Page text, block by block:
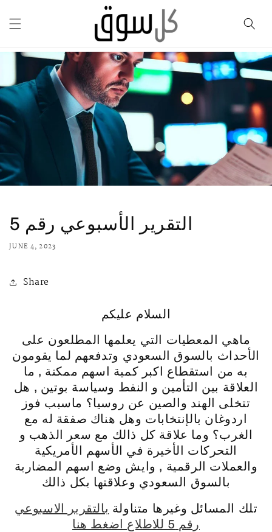
content
التقرير الأسبوعي رقم 5
JUNE 4, 2023
Share
السلام عليكم
ماهي المعطيات التي يعلمها المطلعون على
الأحداث بالسوق السعودي وتدفعهم لما يقومون
به من استقطاع اكبر كمية اسهم ممكنة , ما
العلاقة بين التأمين و النفط وسياسة بوتين , هل
تتخلى الهند والصين عن روسيا؟ ماسبب فوز
اردوغان بالإنتخابات وهل هناك صفقة له مع
الغرب؟ وما علاقة كل ذالك مع سعر الذهب و
التحركات الأخيرة في الأسهم الأمريكية
والعملات الرقمية , وايش وضع اسهم المضاربة
بالسوق السعودي وعلاقتها بكل ذالك
تلك المسائل وغيرها متناولة بالتقرير الاسبوعي
رقم 5 للاطلاع اضغط هنا